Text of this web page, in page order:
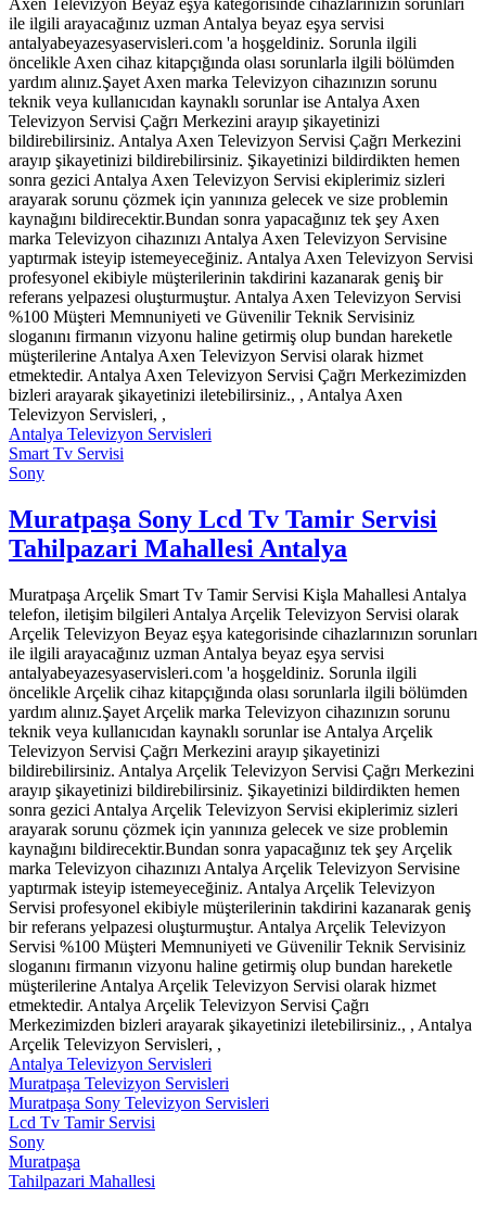
Axen Televizyon Beyaz eşya kategorisinde cihazlarınızın sorunları
ile ilgili arayacağınız uzman Antalya beyaz eşya servisi
antalyabeyazesyaservisleri.com 'a hoşgeldiniz. Sorunla ilgili
öncelikle Axen cihaz kitapçığında olası sorunlarla ilgili bölümden
yardım alınız.Şayet Axen marka Televizyon cihazınızın sorunu
teknik veya kullanıcıdan kaynaklı sorunlar ise Antalya Axen
Televizyon Servisi Çağrı Merkezini arayıp şikayetinizi
bildirebilirsiniz. Antalya Axen Televizyon Servisi Çağrı Merkezini
arayıp şikayetinizi bildirebilirsiniz. Şikayetinizi bildirdikten hemen
sonra gezici Antalya Axen Televizyon Servisi ekiplerimiz sizleri
arayarak sorunu çözmek için yanınıza gelecek ve size problemin
kaynağını bildirecektir.Bundan sonra yapacağınız tek şey Axen
marka Televizyon cihazınızı Antalya Axen Televizyon Servisine
yaptırmak isteyip istemeyeceğiniz. Antalya Axen Televizyon Servisi
profesyonel ekibiyle müşterilerinin takdirini kazanarak geniş bir
referans yelpazesi oluşturmuştur. Antalya Axen Televizyon Servisi
%100 Müşteri Memnuniyeti ve Güvenilir Teknik Servisiniz
sloganını firmanın vizyonu haline getirmiş olup bundan hareketle
müşterilerine Antalya Axen Televizyon Servisi olarak hizmet
etmektedir. Antalya Axen Televizyon Servisi Çağrı Merkezimizden
bizleri arayarak şikayetinizi iletebilirsiniz., , Antalya Axen
Televizyon Servisleri, ,
Antalya Televizyon Servisleri
Smart Tv Servisi
Sony
Muratpaşa Sony Lcd Tv Tamir Servisi
Tahilpazari Mahallesi Antalya
Muratpaşa Arçelik Smart Tv Tamir Servisi Kişla Mahallesi Antalya
telefon, iletişim bilgileri Antalya Arçelik Televizyon Servisi olarak
Arçelik Televizyon Beyaz eşya kategorisinde cihazlarınızın sorunları
ile ilgili arayacağınız uzman Antalya beyaz eşya servisi
antalyabeyazesyaservisleri.com 'a hoşgeldiniz. Sorunla ilgili
öncelikle Arçelik cihaz kitapçığında olası sorunlarla ilgili bölümden
yardım alınız.Şayet Arçelik marka Televizyon cihazınızın sorunu
teknik veya kullanıcıdan kaynaklı sorunlar ise Antalya Arçelik
Televizyon Servisi Çağrı Merkezini arayıp şikayetinizi
bildirebilirsiniz. Antalya Arçelik Televizyon Servisi Çağrı Merkezini
arayıp şikayetinizi bildirebilirsiniz. Şikayetinizi bildirdikten hemen
sonra gezici Antalya Arçelik Televizyon Servisi ekiplerimiz sizleri
arayarak sorunu çözmek için yanınıza gelecek ve size problemin
kaynağını bildirecektir.Bundan sonra yapacağınız tek şey Arçelik
marka Televizyon cihazınızı Antalya Arçelik Televizyon Servisine
yaptırmak isteyip istemeyeceğiniz. Antalya Arçelik Televizyon
Servisi profesyonel ekibiyle müşterilerinin takdirini kazanarak geniş
bir referans yelpazesi oluşturmuştur. Antalya Arçelik Televizyon
Servisi %100 Müşteri Memnuniyeti ve Güvenilir Teknik Servisiniz
sloganını firmanın vizyonu haline getirmiş olup bundan hareketle
müşterilerine Antalya Arçelik Televizyon Servisi olarak hizmet
etmektedir. Antalya Arçelik Televizyon Servisi Çağrı
Merkezimizden bizleri arayarak şikayetinizi iletebilirsiniz., , Antalya
Arçelik Televizyon Servisleri, ,
Antalya Televizyon Servisleri
Muratpaşa Televizyon Servisleri
Muratpaşa Sony Televizyon Servisleri
Lcd Tv Tamir Servisi
Sony
Muratpaşa
Tahilpazari Mahallesi